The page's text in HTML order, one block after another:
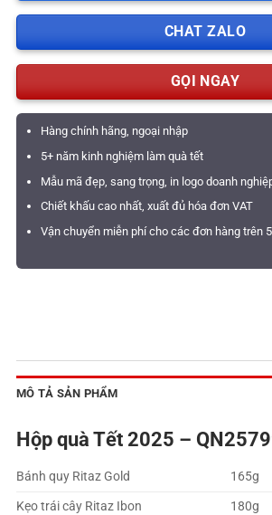
CHAT ZALO
GỌI NGAY
Hàng chính hãng, ngoại nhập
5+ năm kinh nghiệm làm quà tết
Mẫu mã đẹp, sang trọng, in logo doanh
Chiết khấu cao nhất, xuất đủ hóa đơn VAT
Vận chuyển miễn phí cho các đơn hàng trên
MÔ TẢ SẢN PHẨM
Hộp quà Tết 2025 –
Bánh quy Ritaz Gold 165g
Kẹo trái cây Ritaz Ibon
180g